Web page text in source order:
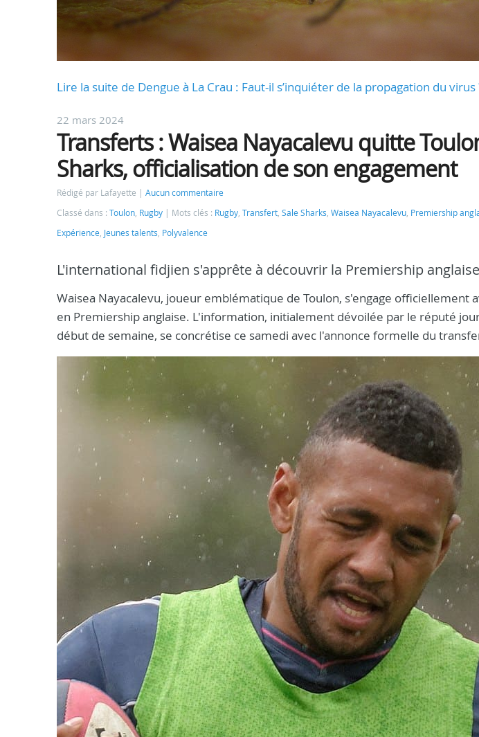
Lire la suite de Dengue à La Crau : Faut-il s’inquiéter de la propagation du virus
22 mars 2024
Transferts : Waisea Nayacalevu quitte
Sharks, officialisation de son engagement
Rédigé par Lafayette
Aucun commentaire
Classé dans : Toulon, Rugby Mots clés : Rugby, Transfert, Sale Sharks, Waisea Nayacalevu, Premiership
Expérience, Jeunes talents, Polyvalence
L'international fidjien s'apprête à découvrir la Premiership anglaise
Waisea Nayacalevu, joueur emblématique de Toulon, s'engage officiellement
en Premiership anglaise. L'information, initialement dévoilée par le réputé
début de semaine, se concrétise ce samedi avec l'annonce formelle du